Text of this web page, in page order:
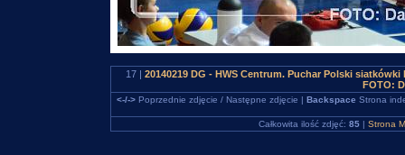
17 | 20140219 DG - HWS Centrum. Puchar Polski
FOTO:
<-/->Poprzednie zdjęcie / Następne zdjęcie | Backspace Strona
Całkowita ilość zdjęć: 85 | Strona